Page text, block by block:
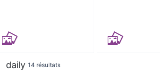
daily 14 résultats